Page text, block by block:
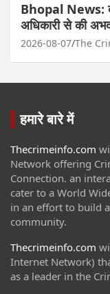
Bhopal News:
अधिकारी से की
2026-08-07 The
हमारे बारे में
Thecrimeinfo.com
Network offering
Connection. an
cater to a World
in an effort to build
community.
Thecrimeinfo.com
Internet Network)
as a leader in the